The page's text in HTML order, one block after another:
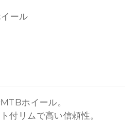
ール
ホイール。
付リムで高い信頼性。